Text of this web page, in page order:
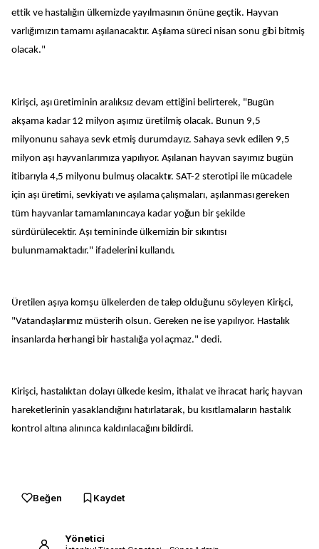
ettik ve hastalığın ülkemizde yayılmasının önüne geçtik. Hayvan
varlığımızın tamamı aşılanacaktır. Aşılama süreci nisan sonu gibi bitmiş
olacak."
Kirişci, aşı üretiminin aralıksız devam ettiğini belirterek, "Bugün
akşama kadar 12 milyon aşımız üretilmiş olacak. Bunun 9,5
milyonunu sahaya sevk etmiş durumdayız. Sahaya sevk edilen 9,5
milyon aşı hayvanlarımıza yapılıyor. Aşılanan hayvan sayımız bugün
itibarıyla 4,5 milyonu bulmuş olacaktır. SAT-2 sterotipi ile mücadele
için aşı üretimi, sevkiyatı ve aşılama çalışmaları, aşılanması gereken
tüm hayvanlar tamamlanıncaya kadar yoğun bir şekilde
sürdürülecektir. Aşı temininde ülkemizin bir sıkıntısı
bulunmamaktadır." ifadelerini kullandı.
Üretilen aşıya komşu ülkelerden de talep olduğunu söyleyen Kirişci,
"Vatandaşlarımız müsterih olsun. Gereken ne ise yapılıyor. Hastalık
insanlarda herhangi bir hastalığa yol açmaz." dedi.
Kirişci, hastalıktan dolayı ülkede kesim, ithalat ve ihracat hariç hayvan
hareketlerinin yasaklandığını hatırlatarak, bu kısıtlamaların hastalık
kontrol altına alınınca kaldırılacağını bildirdi.
Beğen Kaydet
Yönetici